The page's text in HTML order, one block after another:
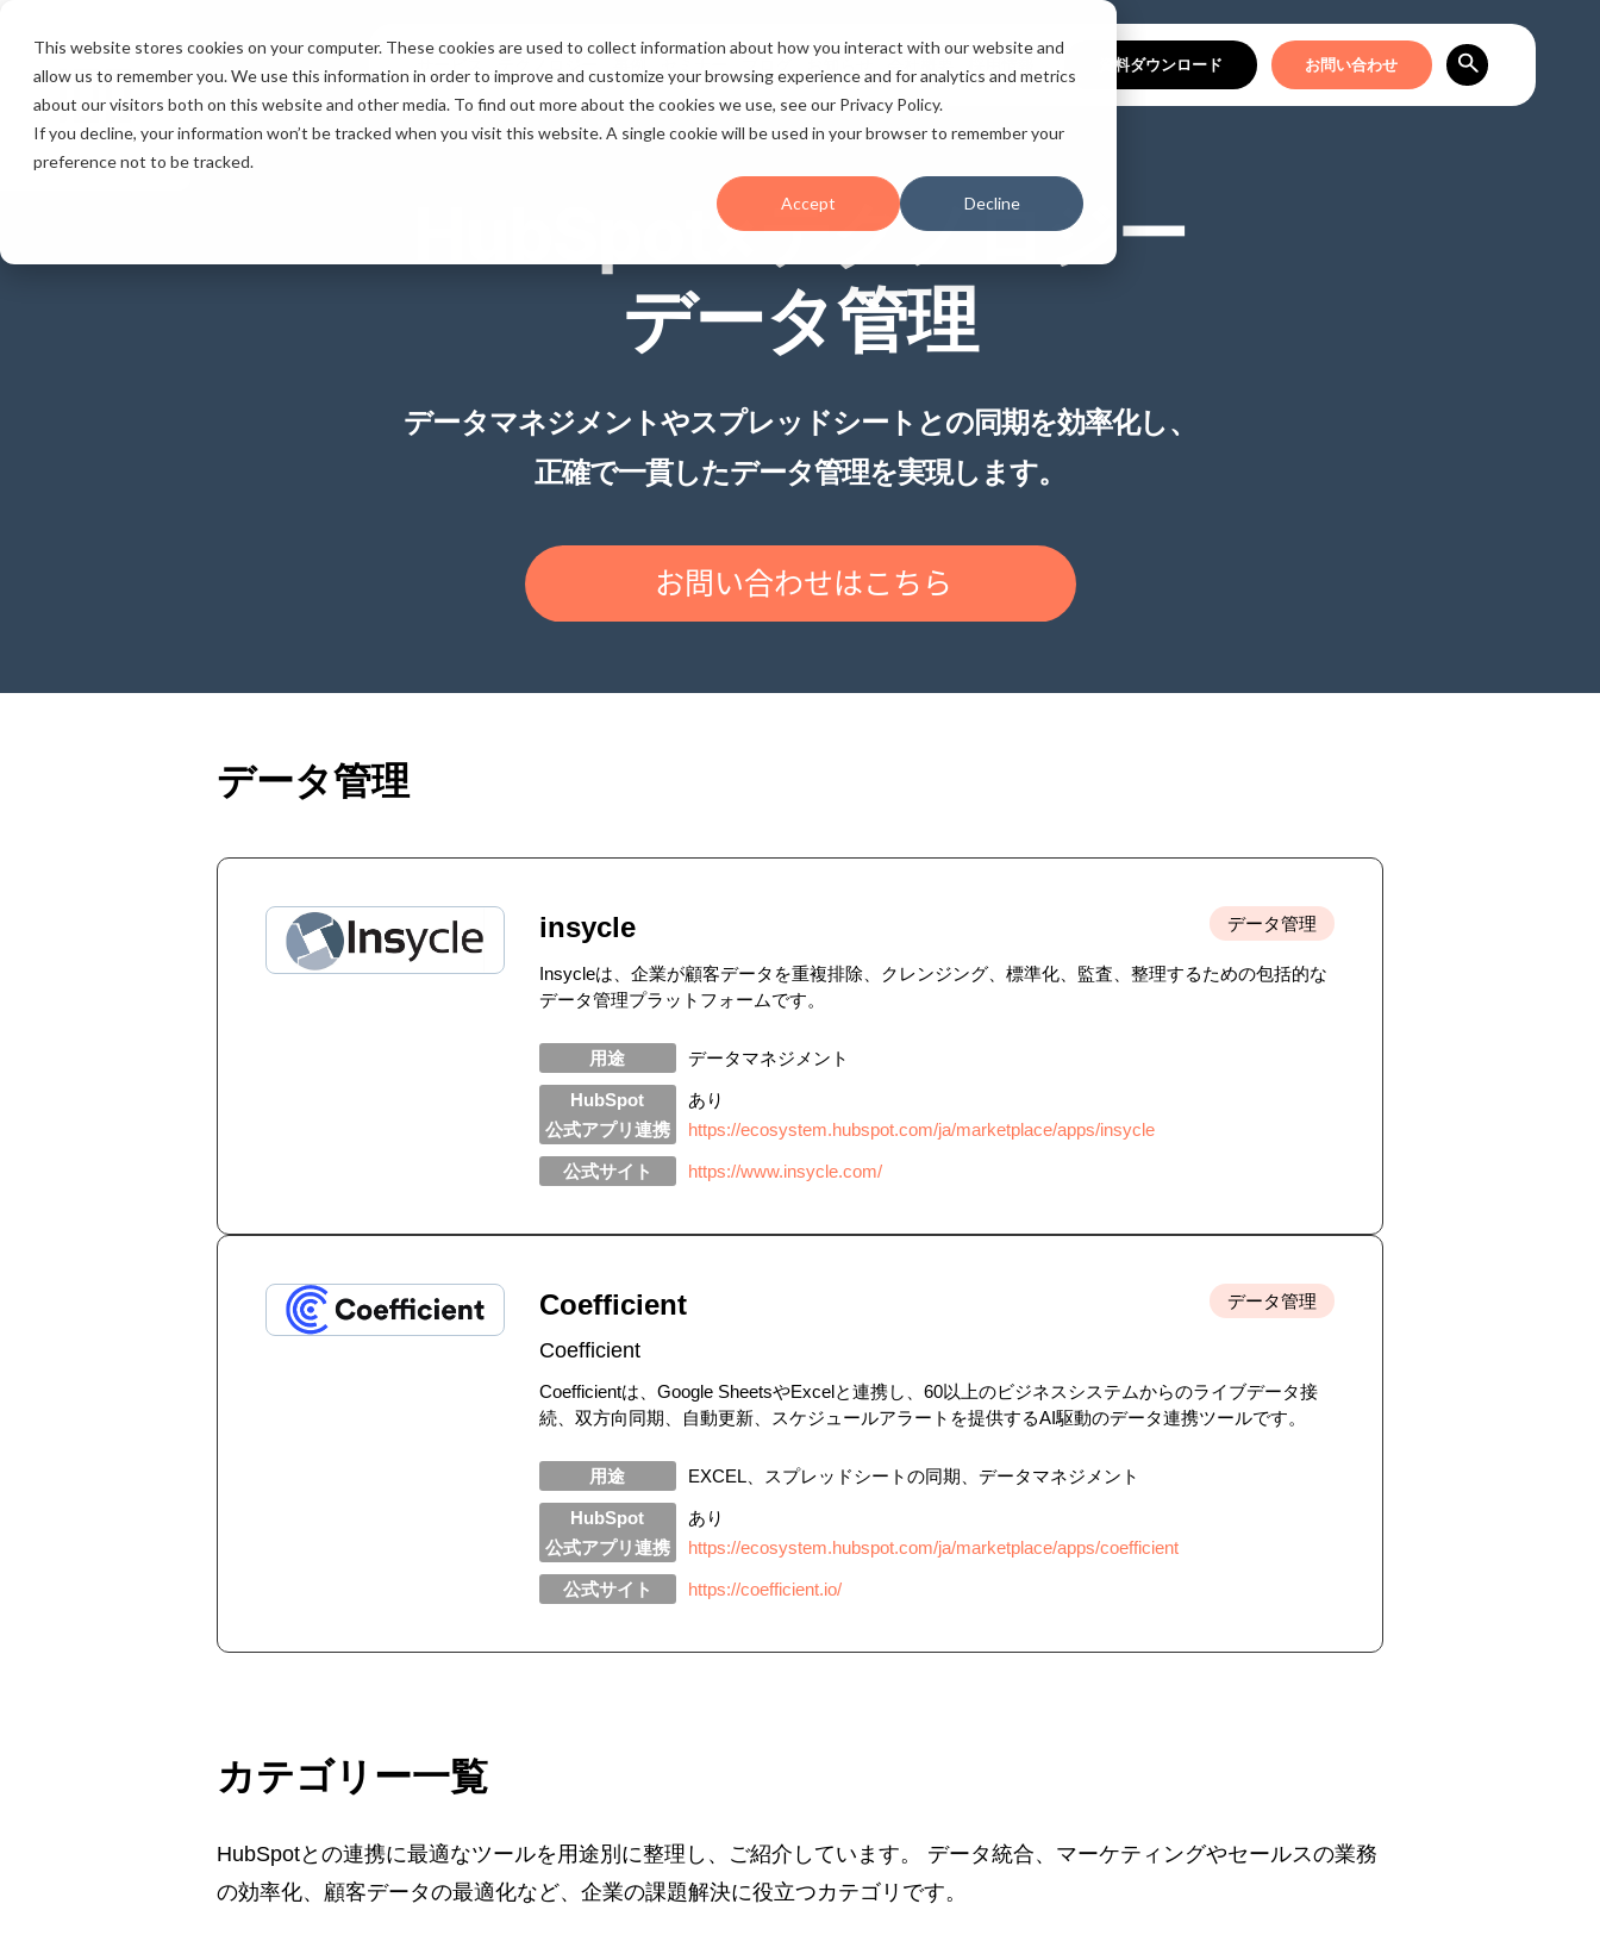
This website stores cookies on your computer. These cookies are used to collect information about how you interact with our website and
allow us to remember you. We use this information in order to improve and customize your browsing experience and for analytics and metrics
about our visitors both on this website and other media. To find out more about the cookies we use, see our Privacy Policy.
If you decline, your information won’t be tracked when you visit this website. A single cookie will be used in your browser to remember your
preference not to be tracked.
Accept Decline
資料ダウンロード お問い合わせ
HubSpot×テクノロジー
データ管理
データマネジメントやスプレッドシートとの同期を効率化し、
正確で一貫したデータ管理を実現します。
データ管理
データ管理
insycle
Insycleは、企業が顧客データを重複排除、クレンジング、標準化、監査、整理するための包括的な
データ管理プラットフォームです。
用途 データマネジメント
HubSpot
公式アプリ連携
あり
https://ecosystem.hubspot.com/ja/marketplace/apps/insycle
公式サイト https://www.insycle.com/
データ管理
Coefficient
Coefficient
Coefficientは、Google SheetsやExcelと連携し、60以上のビジネスシステムからのライブデータ接
続、双方向同期、自動更新、スケジュールアラートを提供するAI駆動のデータ連携ツールです。
用途 EXCEL、スプレッドシートの同期、データマネジメント
HubSpot
公式アプリ連携
あり
https://ecosystem.hubspot.com/ja/marketplace/apps/coefficient
公式サイト https://coefficient.io/
カテゴリー一覧
HubSpotとの連携に最適なツールを用途別に整理し、ご紹介しています。 データ統合、マーケティングやセールスの業務
の効率化、顧客データの最適化など、企業の課題解決に役立つカテゴリです。